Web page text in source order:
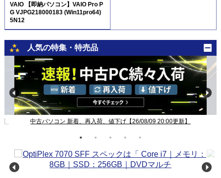
VAIO 【即納パソコン】VAIO Pro P
G VJPG218000183 (Win11pro64)
5N12
人気の特集・特売品
中古パソコン 新着、再入荷、値下げ【26/08/09 20:00更新】